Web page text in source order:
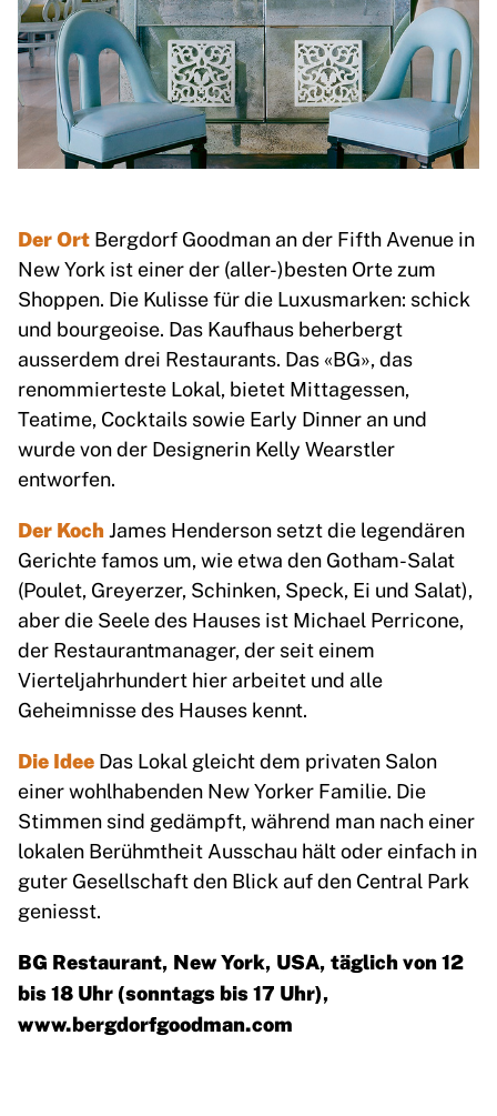
Der Ort Bergdorf Goodman an der Fifth Avenue in
New York ist einer der (aller-)besten Orte zum
Shoppen. Die Kulisse für die Luxusmarken: schick
und bourgeoise. Das Kaufhaus beherbergt
ausserdem drei Restaurants. Das «BG», das
renommierteste Lokal, bietet Mittagessen,
Teatime, Cocktails sowie Early Dinner an und
wurde von der Designerin Kelly Wearstler
entworfen.
Der KochJames Henderson setzt die legendären
Gerichte famos um, wie etwa den Gotham-Salat
(Poulet, Greyerzer, Schinken, Speck, Ei und Salat),
aber die Seele des Hauses ist Michael Perricone,
der Restaurantmanager, der seit einem
Vierteljahrhundert hier arbeitet und alle
Geheimnisse des Hauses kennt.
Die Idee Das Lokal gleicht dem privaten Salon
einer wohlhabenden New Yorker Familie. Die
Stimmen sind gedämpft, während man nach einer
lokalen Berühmtheit Ausschau hält oder einfach in
guter Gesellschaft den Blick auf den Central Park
geniesst.
BG Restaurant, New York, USA, täglich von 12
bis 18 Uhr (sonntags bis 17 Uhr),
www.bergdorfgoodman.com